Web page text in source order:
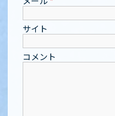
サイト
コメント